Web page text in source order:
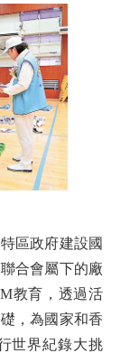
區政府建設國
合會屬下的廠
教育，透過活
，為國家和香
世界紀錄大挑